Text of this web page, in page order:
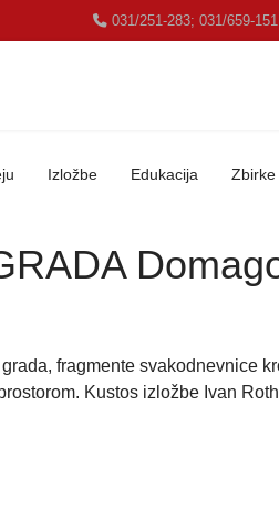
031/251-283; 031/659-151
Izložbe Edukacija Zbirke
fragmente svakodnevnice
Kustos izložbe Ivan